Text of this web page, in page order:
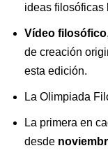
ideas filosóficas
Vídeo filosófico
de creación
esta edición.
La Olimpiada
La primera en
desde